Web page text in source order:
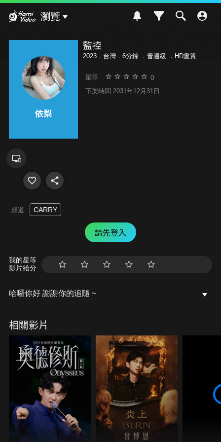
瀏覽
監控
2023．台灣．6分鐘 ． 普遍級 ．HD畫質
星等 0
下架時間 2031年12月31日
頻道 CARRY
請先登入
我的星等
影片給分
哈囉你好 謝謝你的追隨 ~
相關影片